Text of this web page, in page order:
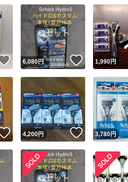
いいね！
6,080円 いいね！
1,990円
いいね！
4,200円 いいね！
3,780円